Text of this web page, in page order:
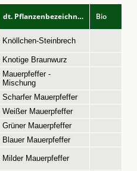
dt. Pflanzenbezeichnung Bio
Knöllchen-Steinbrech
Knotige Braunwurz
Mauerpfeffer -
Mischung
Scharfer Mauerpfeffer
Weißer Mauerpfeffer
Grüner Mauerpfeffer
Blauer Mauerpfeffer
Milder Mauerpfeffer